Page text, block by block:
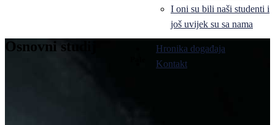
I oni su bili naši studenti i
još uvijek su sa nama
Hronika događaja
Kontakt
Osnovni studij